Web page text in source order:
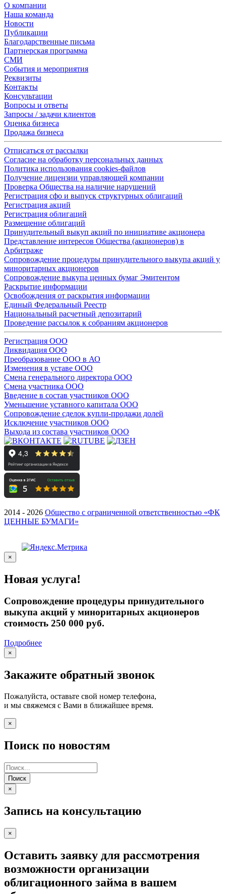
О компании
Наша команда
Новости
Публикации
Благодарственные письма
Партнерская программа
СМИ
События и мероприятия
Реквизиты
Контакты
Консультации
Вопросы и ответы
Запросы / задачи клиентов
Оценка бизнеса
Продажа бизнеса
Отписаться от рассылки
Согласие на обработку персональных данных
Политика использования cookies-файлов
Получение лицензии управляющей компании
Проверка Общества на наличие нарушений
Регистрация сфо и выпуск структурных облигаций
Регистрация акций
Регистрация облигаций
Размещение облигаций
Принудительный выкуп акций по инициативе акционера
Представление интересов Общества (акционеров) в
Арбитраже
Сопровождение процедуры принудительного выкупа акций у
миноритарных акционеров
Сопровождение выкупа ценных бумаг Эмитентом
Раскрытие информации
Освобождения от раскрытия информации
Единый Федеральный Реестр
Национальный расчетный депозитарий
Проведение рассылок к собраниям акционеров
Регистрация ООО
Ликвидация ООО
Преобразование ООО в АО
Изменения в уставе ООО
Смена генерального директора ООО
Смена участника ООО
Введение в состав участников ООО
Уменьшение уставного капитала ООО
Сопровождение сделок купли-продажи долей
Исключение участников ООО
Выхода из состава участников ООО
2014 - 2026 Общество с ограниченной ответственностью «ФК
ЦЕННЫЕ БУМАГИ»
×
Новая услуга!
Сопровождение процедуры принудительного
выкупа акций у миноритарных акционеров
стоимость 250 000 руб.
Подробнее
×
Закажите обратный звонок
Пожалуйста, оставьте свой номер телефона,
и мы свяжемся с Вами в ближайшее время.
×
Поиск по новостям
Поиск
×
Запись на консультацию
×
Оставить заявку для рассмотрения
возможности организации
облигационного займа в вашем